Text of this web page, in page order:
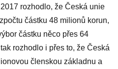
rozhodlo, že Česká unie
částku 48 milionů korun,
částku něco přes 64
rozhodlo i přes to, že Česká
členskou základnu a